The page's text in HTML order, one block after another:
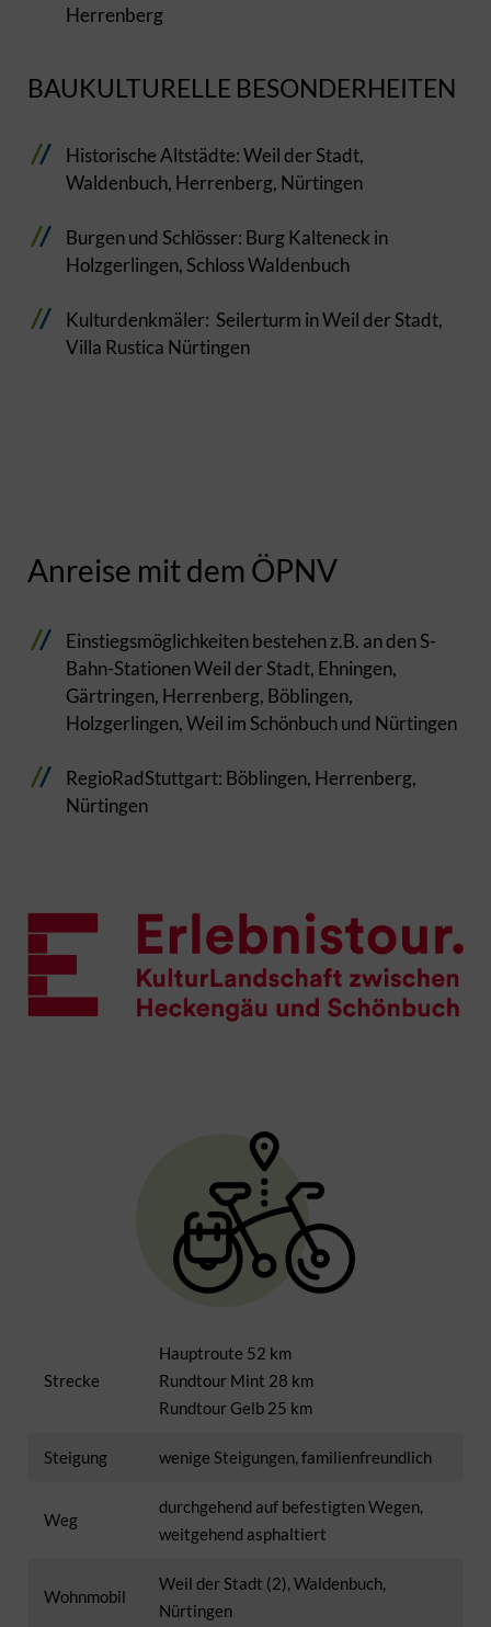
Herrenberg
BAUKULTURELLE BESONDERHEITEN
Historische Altstädte: Weil der Stadt,
Waldenbuch, Herrenberg, Nürtingen
Burgen und Schlösser: Burg Kalteneck in
Holzgerlingen, Schloss Waldenbuch
Kulturdenkmäler: Seilerturm in Weil der Stadt,
Villa Rustica Nürtingen
Anreise mit dem ÖPNV
Einstiegsmöglichkeiten bestehen z.B. an den S-
Bahn-Stationen Weil der Stadt, Ehningen,
Gärtringen, Herrenberg, Böblingen,
Holzgerlingen, Weil im Schönbuch und Nürtingen
RegioRadStuttgart: Böblingen, Herrenberg,
Nürtingen
Strecke
Hauptroute 52 km
Rundtour Mint 28 km
Rundtour Gelb 25 km
Steigung wenige Steigungen, familienfreundlich
Weg
durchgehend auf befestigten Wegen,
weitgehend asphaltiert
Wohnmobil
Weil der Stadt (2), Waldenbuch,
Nürtingen